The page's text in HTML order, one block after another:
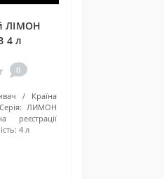
ЛІМОН
4 л
0
Країна
Серія: ЛИМОН
реєстрації
4 л